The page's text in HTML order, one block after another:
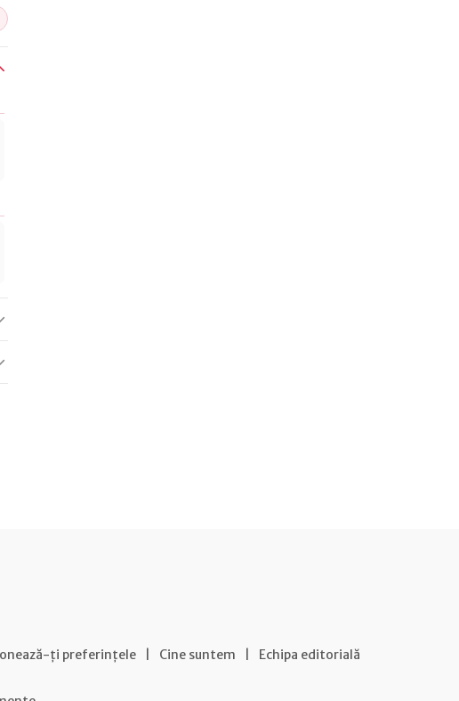
ți preferințele Cine suntem Echipa editorială